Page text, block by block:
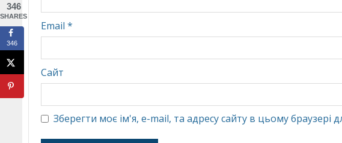
Email *
Сайт
Зберегти моє ім'я, e-mail, та адресу сайту в цьому браузері
346
SHARES
346